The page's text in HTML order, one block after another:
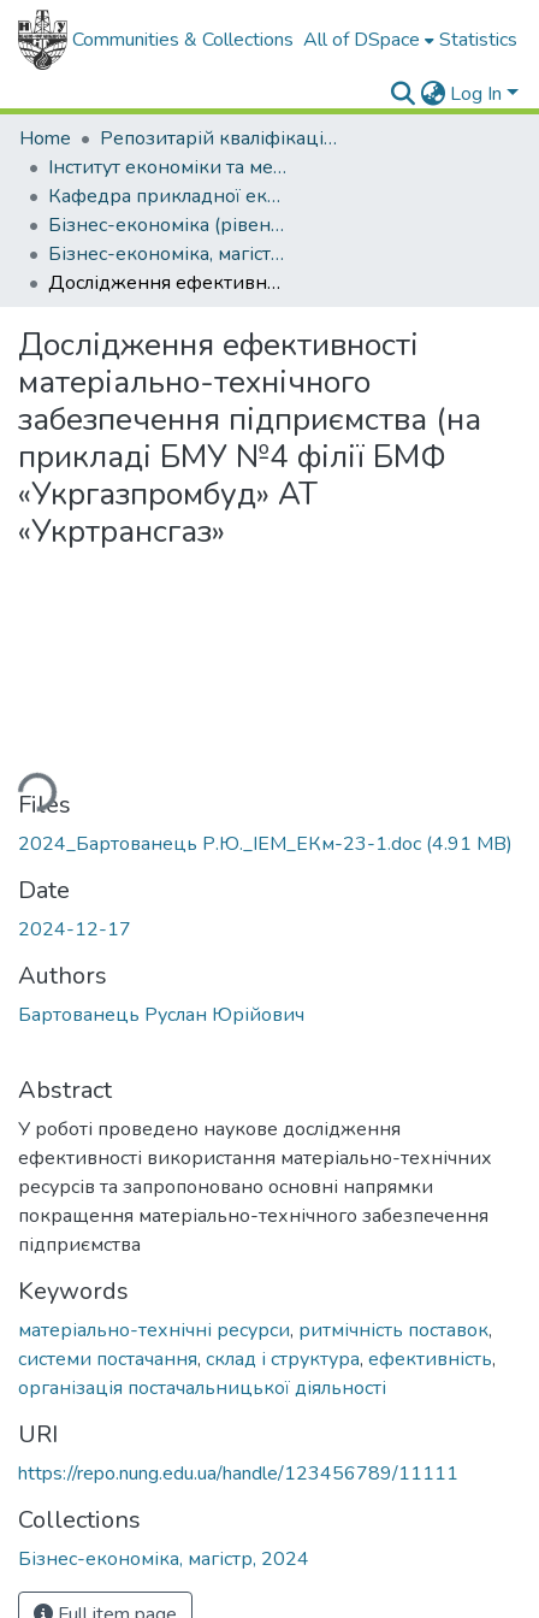
Communities & Collections All of DSpace Statistics
Log In
Home
Репозитарій кваліфікаційних робіт здобувачів вищої освіти
Інститут економіки та менеджменту
Кафедра прикладної економіки
Бізнес-економіка (рівень магістр)
Бізнес-економіка, магістр, 2024
Дослідження ефективності матеріально-технічного забезпечення підприємства (на прикладі БМУ №4 філії БМФ «Укргазпромбуд» АТ «Укртрансгаз»
Дослідження ефективності
матеріально-технічного
забезпечення підприємства (на
прикладі БМУ №4 філії БМФ
«Укргазпромбуд» АТ
«Укртрансгаз»
Files
2024_Бартованець Р.Ю._ІЕМ_ЕКм-23-1.doc (4.91 MB)
Date
2024-12-17
Authors
Бартованець Руслан Юрійович
Abstract
У роботі проведено наукове дослідження
ефективності використання матеріально-технічних
ресурсів та запропоновано основні напрямки
покращення матеріально-технічного забезпечення
підприємства
Keywords
матеріально-технічні ресурси, ритмічність поставок,
системи постачання, склад і структура, ефективність,
організація постачальницької діяльності
URI
https://repo.nung.edu.ua/handle/123456789/11111
Collections
Бізнес-економіка, магістр, 2024